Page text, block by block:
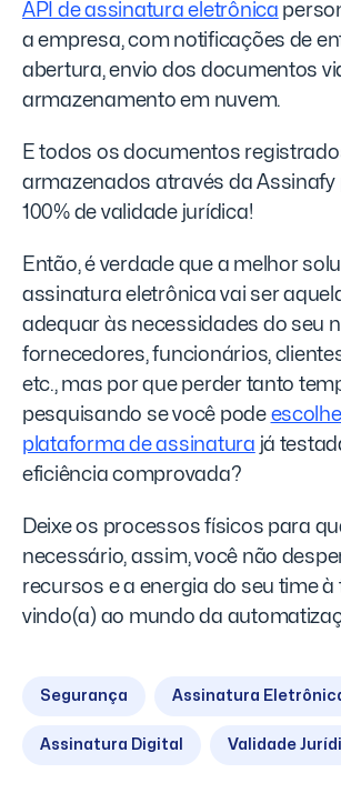
API de assinatura eletrônica
a empresa, com notificações de
abertura, envio dos documentos
armazenamento em nuvem.
E todos os documentos
armazenados através da Assinafy
100% de validade jurídica!
Então, é verdade que a melhor
assinatura eletrônica vai ser
adequar às necessidades do seu
fornecedores, funcionários,
etc., mas por que perder tanto
pesquisando se você pode
plataforma de assinatura já
eficiência comprovada?
Deixe os processos físicos para
necessário, assim, você não
recursos e a energia do seu time à
vindo(a) ao mundo da
Segurança Assinatura
Assinatura Digital Validade